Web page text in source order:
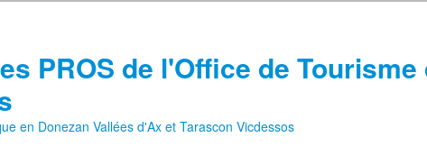
PROS de l'Office de
en Donezan Vallées d'Ax et Tarascon Vicdessos